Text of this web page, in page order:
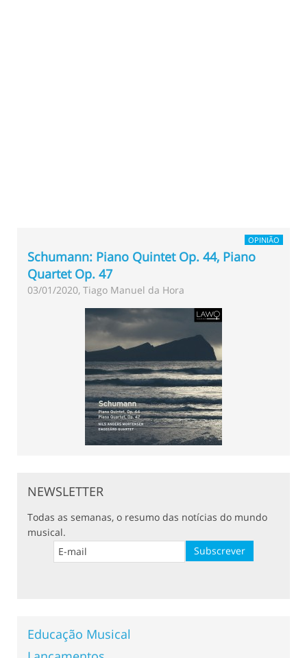
OPINIÃO
Schumann: Piano Quintet Op. 44, Piano
Quartet Op. 47
03/01/2020, Tiago Manuel da Hora
NEWSLETTER
Todas as semanas, o resumo das notícias do mundo
musical.
Educação Musical